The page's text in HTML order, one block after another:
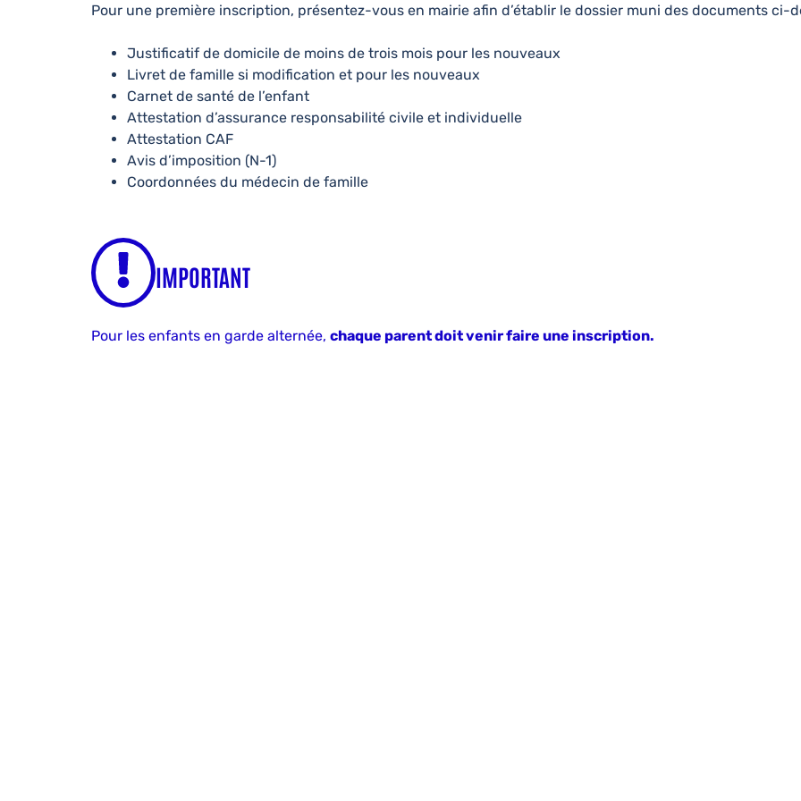
Pour une première inscription, présentez-vous en mairie afin d’établir le dossier muni des documents ci-
Justificatif de domicile de moins de trois mois pour les nouveaux
Livret de famille si modification et pour les nouveaux
Carnet de santé de l’enfant
Attestation d’assurance responsabilité civile et individuelle
Attestation CAF
Avis d’imposition (N-1)
Coordonnées du médecin de famille
IMPORTANT
Pour les enfants en garde alternée, chaque parent doit venir faire une inscription.